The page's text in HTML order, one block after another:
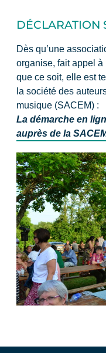
DÉCLARATION
Dès qu’une
organise, fait appel
que ce soit, elle est
la société des
musique (SACEM) :
La démarche en
auprès de la